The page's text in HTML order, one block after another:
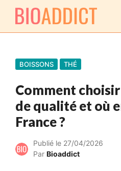
Aller
contenu
BOISSONS THÉ
Comment
de qualité et où
France ?
Publié le 27/04/2026
Par Bioaddict